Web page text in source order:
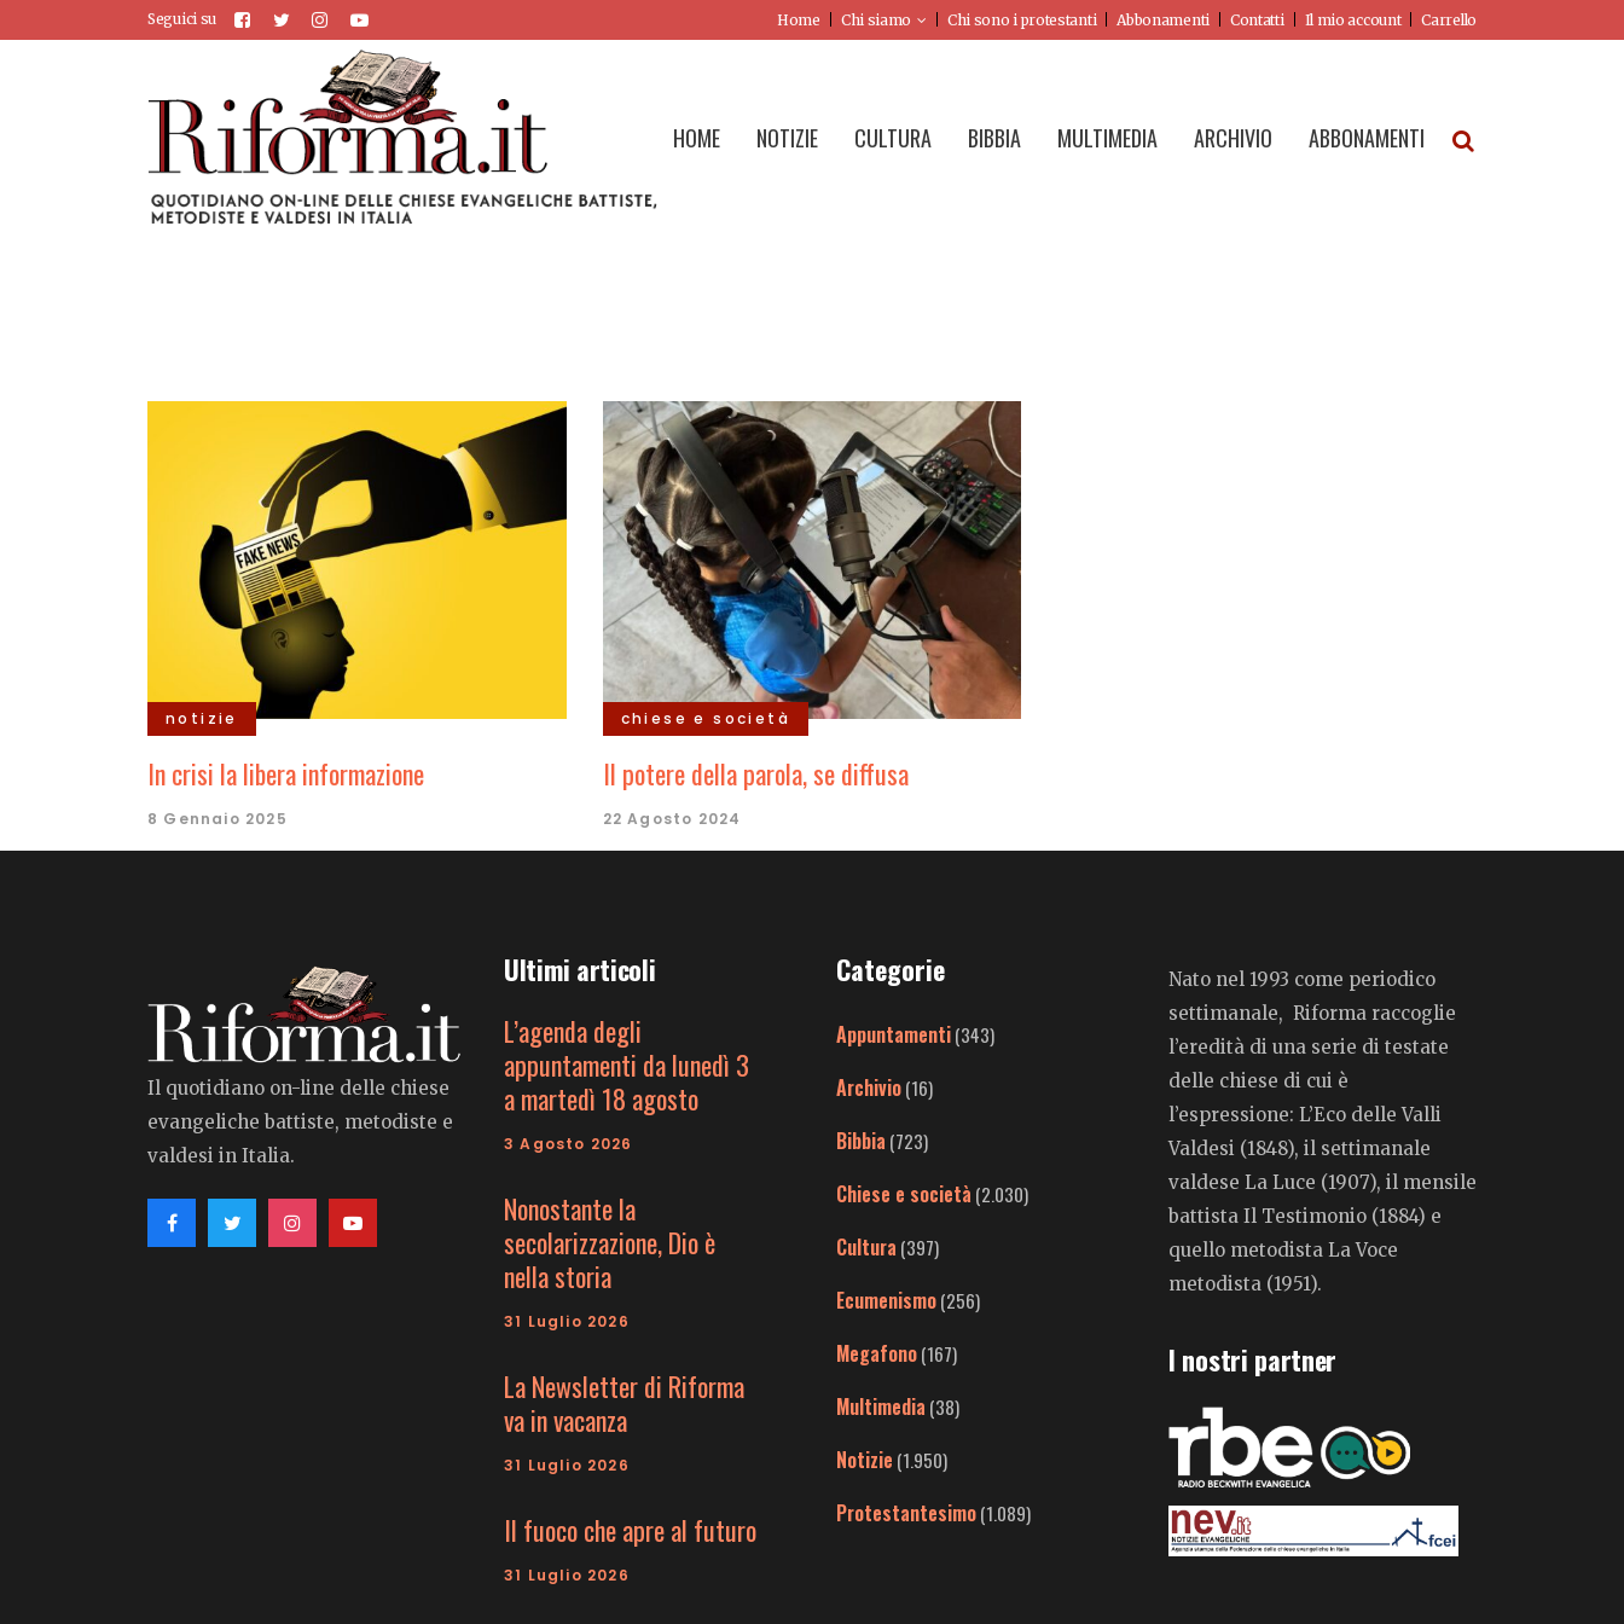
Seguici su Home Chi siamo Chi sono i protestanti Abbonamenti Contatti Il mio account Carrello
HOME NOTIZIE CULTURA BIBBIA MULTIMEDIA ARCHIVIO ABBONAMENTI
notizie
In crisi la libera informazione
8 Gennaio 2025
chiese e società
Il potere della parola, se diffusa
22 Agosto 2024
Il quotidiano on-line delle chiese
evangeliche battiste, metodiste e
valdesi in Italia.
Ultimi articoli
L’agenda degli
appuntamenti da lunedì 3
a martedì 18 agosto
3 Agosto 2026
Nonostante la
secolarizzazione, Dio è
nella storia
31 Luglio 2026
La Newsletter di Riforma
va in vacanza
31 Luglio 2026
Il fuoco che apre al futuro
31 Luglio 2026
Categorie
Appuntamenti(343)
Archivio(16)
Bibbia (723)
Chiese e società (2.030)
Cultura (397)
Ecumenismo(256)
Megafono(167)
Multimedia (38)
Notizie (1.950)
Protestantesimo(1.089)
Nato nel 1993 come periodico
settimanale, Riforma raccoglie
l’eredità di una serie di testate
delle chiese di cui è
l’espressione: L’Eco delle Valli
Valdesi (1848), il settimanale
valdese La Luce (1907), il mensile
battista Il Testimonio (1884) e
quello metodista La Voce
metodista (1951).
I nostri partner